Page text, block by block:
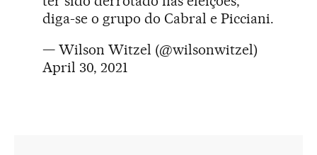
diga-se o grupo do Cabral e Picciani.
— Wilson Witzel (@wilsonwitzel)
April 30, 2021